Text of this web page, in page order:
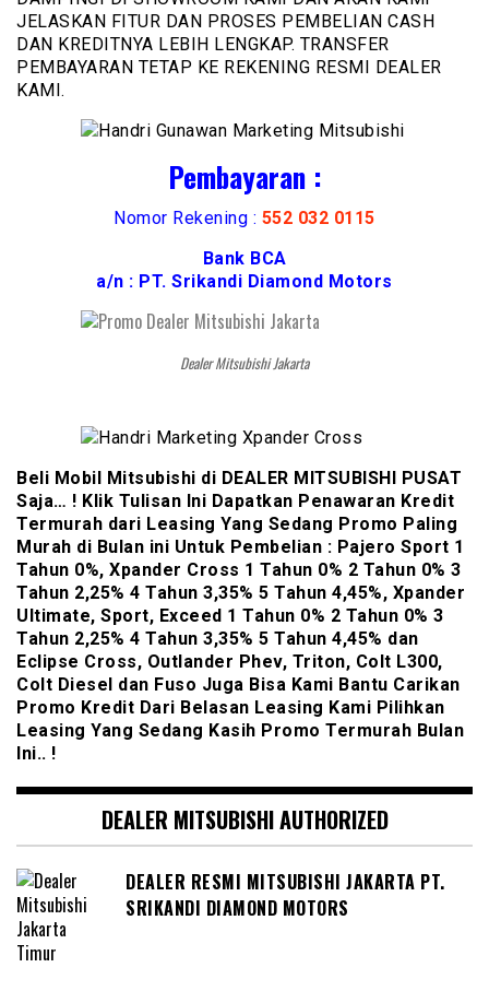
JELASKAN FITUR DAN PROSES PEMBELIAN CASH
DAN KREDITNYA LEBIH LENGKAP. TRANSFER
PEMBAYARAN TETAP KE REKENING RESMI DEALER
KAMI.
Pembayaran :
Nomor Rekening : 552 032 0115
Bank BCA
a/n : PT. Srikandi Diamond Motors
Dealer Mitsubishi Jakarta
Beli Mobil Mitsubishi di DEALER MITSUBISHI PUSAT
Saja… ! Klik Tulisan Ini Dapatkan Penawaran Kredit
Termurah dari Leasing Yang Sedang Promo Paling
Murah di Bulan ini Untuk Pembelian : Pajero Sport 1
Tahun 0%, Xpander Cross 1 Tahun 0% 2 Tahun 0% 3
Tahun 2,25% 4 Tahun 3,35% 5 Tahun 4,45%, Xpander
Ultimate, Sport, Exceed 1 Tahun 0% 2 Tahun 0% 3
Tahun 2,25% 4 Tahun 3,35% 5 Tahun 4,45% dan
Eclipse Cross, Outlander Phev, Triton, Colt L300,
Colt Diesel dan Fuso Juga Bisa Kami Bantu Carikan
Promo Kredit Dari Belasan Leasing Kami Pilihkan
Leasing Yang Sedang Kasih Promo Termurah Bulan
Ini.. !
DEALER MITSUBISHI AUTHORIZED
DEALER RESMI MITSUBISHI JAKARTA PT.
SRIKANDI DIAMOND MOTORS